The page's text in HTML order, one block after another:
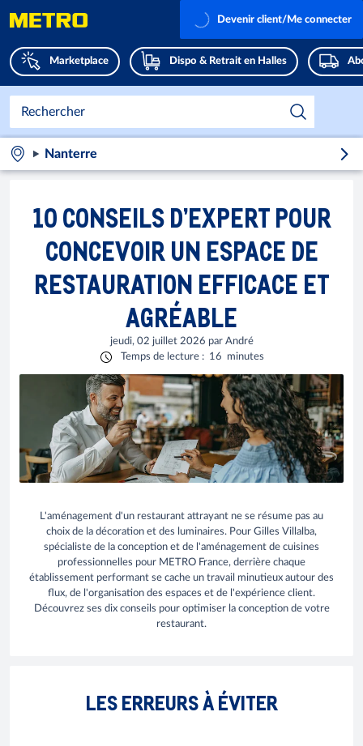
Marketplace Dispo & Retrait en Halles
Devenir client/Me connecter
Nanterre
10 CONSEILS D’EXPERT POUR
CONCEVOIR UN ESPACE DE
RESTAURATION EFFICACE ET
AGRÉABLE
jeudi, 02 juillet 2026 par André
Temps de lecture : 16 minutes
L'aménagement d'un restaurant attrayant ne se résume pas au
choix de la décoration et des luminaires. Pour Gilles Villalba,
spécialiste de la conception et de l'aménagement de cuisines
professionnelles pour METRO France, derrière chaque
établissement performant se cache un travail minutieux autour des
flux, de l'organisation des espaces et de l'expérience client.
Découvrez ses dix conseils pour optimiser la conception de votre
restaurant.
LES ERREURS À ÉVITER